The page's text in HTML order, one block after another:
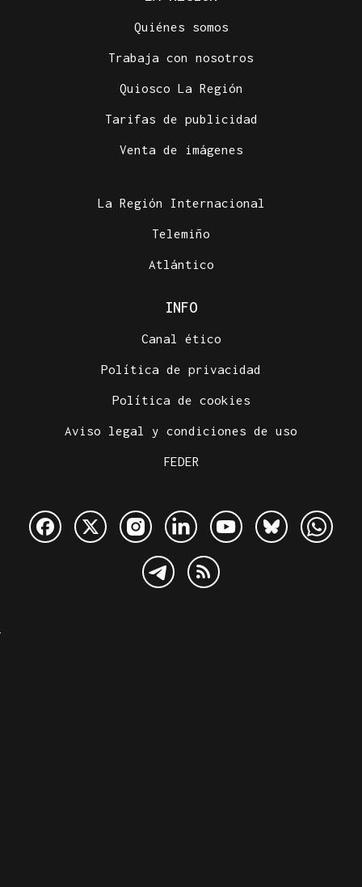
Quiénes somos
Trabaja con nosotros
Quiosco La Región
Tarifas de publicidad
Venta de imágenes
La Región Internacional
Telemiño
Atlántico
INFO
Canal ético
Política de privacidad
Política de cookies
Aviso legal y condiciones de uso
FEDER